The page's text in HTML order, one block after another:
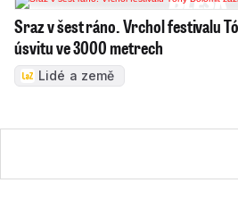
Sraz v šest ráno. Vrchol festivalu
úsvitu ve 3000 metrech
Lidé a země